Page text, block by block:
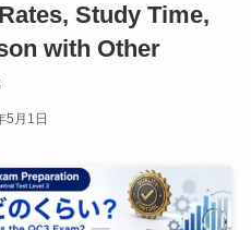
Study Time,
with Other
5月1日